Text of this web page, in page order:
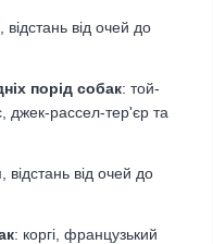
від очей до
порід собак: той-
джек-рассел-тер'єр та
від очей до
: коргі, французький